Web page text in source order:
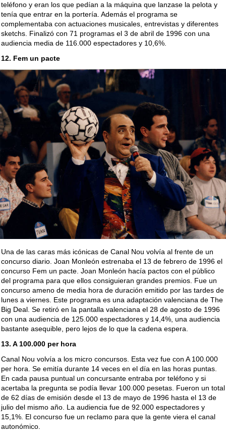
teléfono y eran los que pedían a la máquina que lanzase la pelota y
tenía que entrar en la portería. Además el programa se
complementaba con actuaciones musicales, entrevistas y diferentes
sketchs. Finalizó con 71 programas el 3 de abril de 1996 con una
audiencia media de 116.000 espectadores y 10,6%.
12. Fem un pacte
Una de las caras más icónicas de Canal Nou volvía al frente de un
concurso diario. Joan Monleón estrenaba el 13 de febrero de 1996 el
concurso Fem un pacte. Joan Monleón hacía pactos con el público
del programa para que ellos consiguieran grandes premios. Fue un
concurso ameno de media hora de duración emitido por las tardes de
lunes a viernes. Este programa es una adaptación valenciana de The
Big Deal. Se retiró en la pantalla valenciana el 28 de agosto de 1996
con una audiencia de 125.000 espectadores y 14,4%, una audiencia
bastante asequible, pero lejos de lo que la cadena espera.
13. A 100.000 per hora
Canal Nou volvía a los micro concursos. Esta vez fue con A 100.000
per hora. Se emitía durante 14 veces en el día en las horas puntas.
En cada pausa puntual un concursante entraba por teléfono y si
acertaba la pregunta se podía llevar 100.000 pesetas. Fueron un total
de 62 días de emisión desde el 13 de mayo de 1996 hasta el 13 de
julio del mismo año. La audiencia fue de 92.000 espectadores y
15,1%. El concurso fue un reclamo para que la gente viera el canal
autonómico.